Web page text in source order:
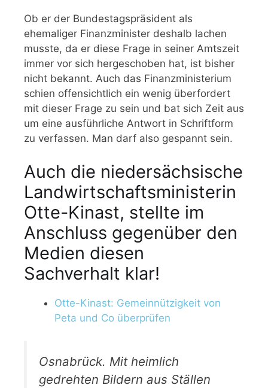
Ob er der Bundestagspräsident als
ehemaliger Finanzminister deshalb lachen
musste, da er diese Frage in seiner Amtszeit
immer vor sich hergeschoben hat, ist bisher
nicht bekannt. Auch das Finanzministerium
schien offensichtlich ein wenig überfordert
mit dieser Frage zu sein und bat sich Zeit aus
um eine ausführliche Antwort in Schriftform
zu verfassen. Man darf also gespannt sein.
Auch die niedersächsische
Landwirtschaftsministerin
Otte-Kinast, stellte im
Anschluss gegenüber den
Medien diesen
Sachverhalt klar!
Otte-Kinast: Gemeinnützigkeit von
Peta und Co überprüfen
Osnabrück. Mit heimlich
gedrehten Bildern aus Ställen